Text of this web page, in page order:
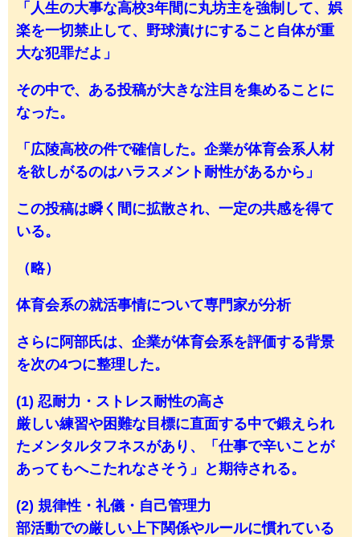
「人生の大事な高校3年間に丸坊主を強制して、娯
楽を一切禁止して、野球漬けにすること自体が重
大な犯罪だよ」
その中で、ある投稿が大きな注目を集めることに
なった。
「広陵高校の件で確信した。企業が体育会系人材
を欲しがるのはハラスメント耐性があるから」
この投稿は瞬く間に拡散され、一定の共感を得て
いる。
（略）
体育会系の就活事情について専門家が分析
さらに阿部氏は、企業が体育会系を評価する背景
を次の4つに整理した。
(1) 忍耐力・ストレス耐性の高さ
厳しい練習や困難な目標に直面する中で鍛えられ
たメンタルタフネスがあり、「仕事で辛いことが
あってもへこたれなさそう」と期待される。
(2) 規律性・礼儀・自己管理力
部活動での厳しい上下関係やルールに慣れている